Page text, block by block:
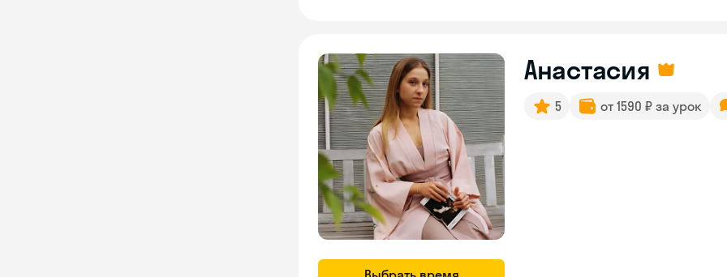
Анастасия
5 от 1590 ₽ за урок